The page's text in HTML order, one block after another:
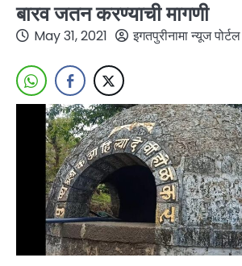
बारव जतन करण्याची मागणी
May 31, 2021 इगतपुरीनामा न्यूज पोर्टल